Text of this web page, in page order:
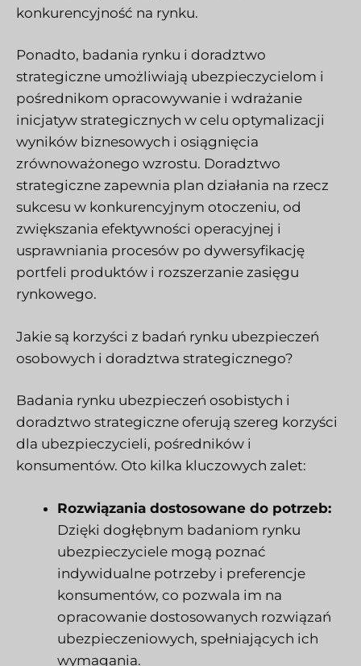
konkurencyjność na rynku.
Ponadto, badania rynku i doradztwo
strategiczne umożliwiają ubezpieczycielom i
pośrednikom opracowywanie i wdrażanie
inicjatyw strategicznych w celu optymalizacji
wyników biznesowych i osiągnięcia
zrównoważonego wzrostu. Doradztwo
strategiczne zapewnia plan działania na rzecz
sukcesu w konkurencyjnym otoczeniu, od
zwiększania efektywności operacyjnej i
usprawniania procesów po dywersyfikację
portfeli produktów i rozszerzanie zasięgu
rynkowego.
Jakie są korzyści z badań rynku ubezpieczeń
osobowych i doradztwa strategicznego?
Badania rynku ubezpieczeń osobistych i
doradztwo strategiczne oferują szereg korzyści
dla ubezpieczycieli, pośredników i
konsumentów. Oto kilka kluczowych zalet:
Rozwiązania dostosowane do potrzeb:
Dzięki dogłębnym badaniom rynku
ubezpieczyciele mogą poznać
indywidualne potrzeby i preferencje
konsumentów, co pozwala im na
opracowanie dostosowanych rozwiązań
ubezpieczeniowych, spełniających ich
wymagania.